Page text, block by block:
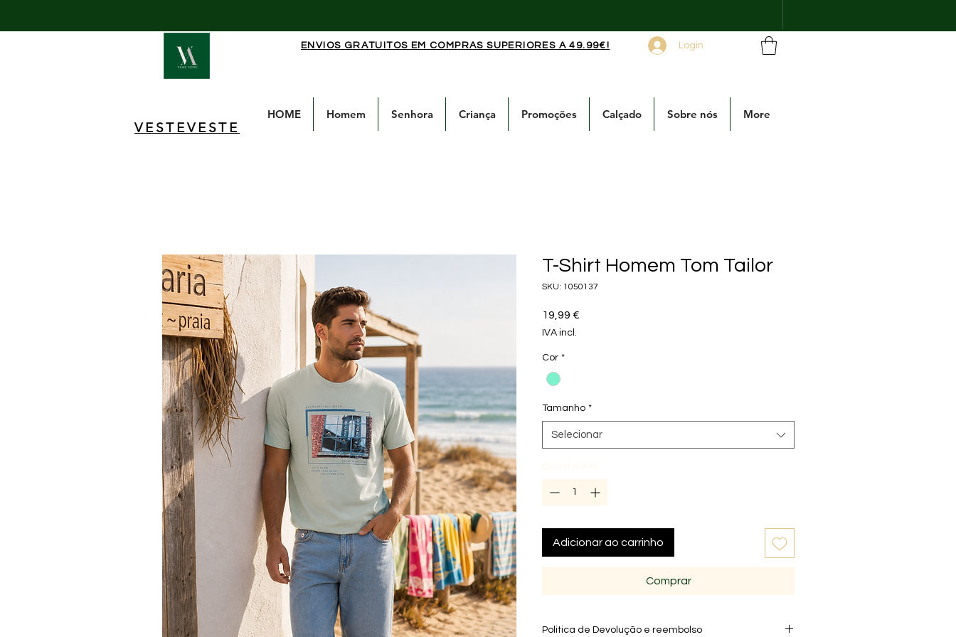
VESTEVESTE
ENVIOS GRATUITOS EM COMPRAS SUPERIORES A 49.99€! Login
HOME Homem Senhora Criança Promoções Calçado Sobre nós More
T-Shirt Homem Tom Tailor
SKU: 1050137
19,99 €
IVA incl.
Cor *
Tamanho *
Selecionar
Adicionar ao carrinho
Comprar
Politica de Devolução e reembolso